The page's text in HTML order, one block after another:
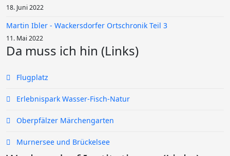
18. Juni 2022
Martin Ibler - Wackersdorfer Ortschronik Teil 3
11. Mai 2022
Da muss ich hin (Links)
Flugplatz
Erlebnispark Wasser-Fisch-Natur
Oberpfälzer Märchengarten
Murnersee und Brückelsee